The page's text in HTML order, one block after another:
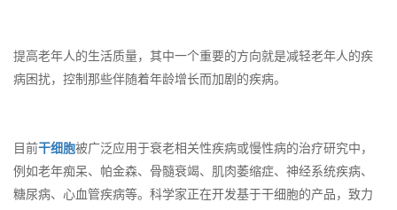
提高老年人的生活质量，其中一个重要的方向就是减轻老年人的疾
病困扰，控制那些伴随着年龄增长而加剧的疾病。
目前干细胞被广泛应用于衰老相关性疾病或慢性病的治疗研究中，
例如老年痴呆、帕金森、骨髓衰竭、肌肉萎缩症、神经系统疾病、
糖尿病、心血管疾病等。科学家正在开发基于干细胞的产品，致力